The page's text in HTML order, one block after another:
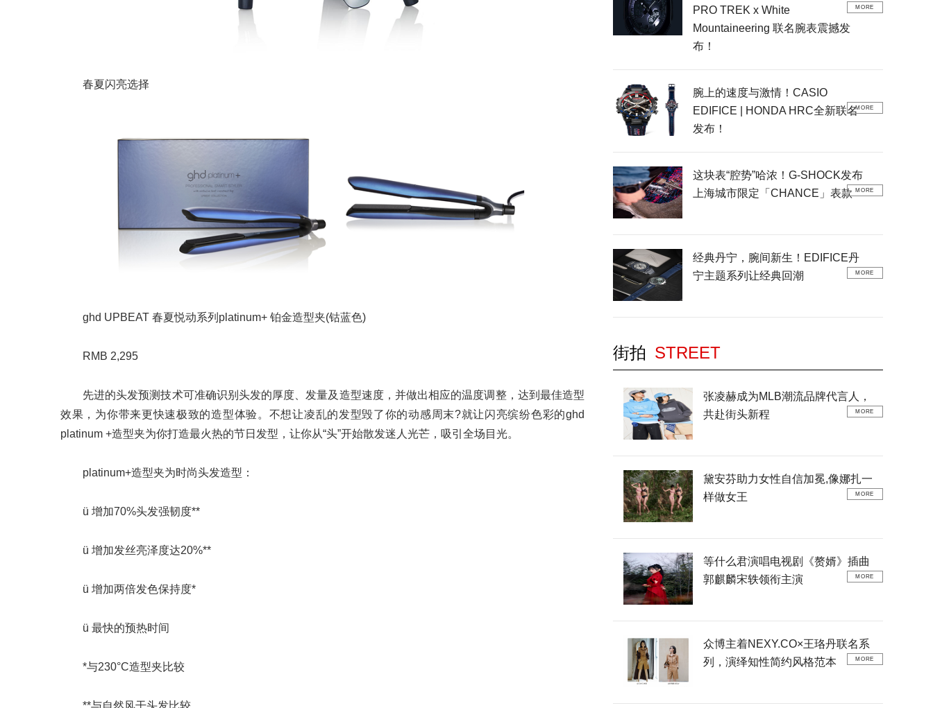
春夏闪亮选择
ghd UPBEAT 春夏悦动系列platinum+ 铂金造型夹(钴蓝色)
RMB 2,295
先进的头发预测技术可准确识别头发的厚度、发量及造型速度，并做出相应的温度调整，达到最佳造型
效果，为你带来更快速极致的造型体验。不想让凌乱的发型毁了你的动感周末?就让闪亮缤纷色彩的ghd
platinum +造型夹为你打造最火热的节日发型，让你从“头”开始散发迷人光芒，吸引全场目光。
platinum+造型夹为时尚头发造型：
ü 增加70%头发强韧度**
ü 增加发丝亮泽度达20%**
ü 增加两倍发色保持度*
ü 最快的预热时间
*与230°C造型夹比较
**与自然风干头发比较
PRO TREK x White
Mountaineering 联名腕表震撼发
布！
MORE
腕上的速度与激情！CASIO
EDIFICE | HONDA HRC全新联名
发布！
MORE
这块表“腔势”哈浓！G-SHOCK发布
上海城市限定「CHANCE」表款 MORE
经典丹宁，腕间新生！EDIFICE丹
宁主题系列让经典回潮
MORE
街拍 STREET
张凌赫成为MLB潮流品牌代言人，
共赴街头新程
MORE
黛安芬助力女性自信加冕,像娜扎一
样做女王
MORE
等什么君演唱电视剧《赘婿》插曲
郭麒麟宋轶领衔主演
MORE
众博主着NEXY.CO×王珞丹联名系
列，演绎知性简约风格范本
MORE